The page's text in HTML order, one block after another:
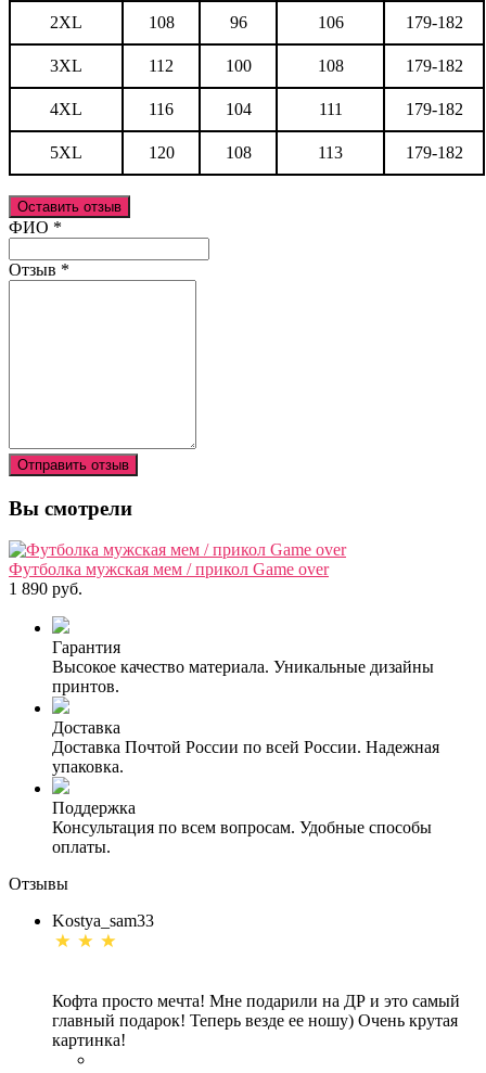
2XL 108 96 106 179-182
3XL 112 100 108 179-182
4XL 116 104 111 179-182
5XL 120 108 113 179-182
Оставить отзыв
Ваш отзыв был отправлен!
ФИО *
Отзыв *
Отправить отзыв
Вы смотрели
Футболка мужская мем / прикол Game over
1 890 руб.
Гарантия
Высокое качество материала. Уникальные дизайны
принтов.
Доставка
Доставка Почтой России по всей России. Надежная
упаковка.
Поддержка
Консультация по всем вопросам. Удобные способы
оплаты.
Отзывы
Kostya_sam33
Кофта просто мечта! Мне подарили на ДР и это самый
главный подарок! Теперь везде ее ношу) Очень крутая
картинка!